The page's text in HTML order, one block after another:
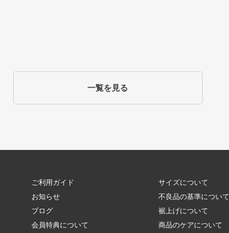
一覧を見る
ご利用ガイド
お知らせ
ブログ
会員特典について
サイズについて
不良品の基準について
裾上げについて
商品のケアについて